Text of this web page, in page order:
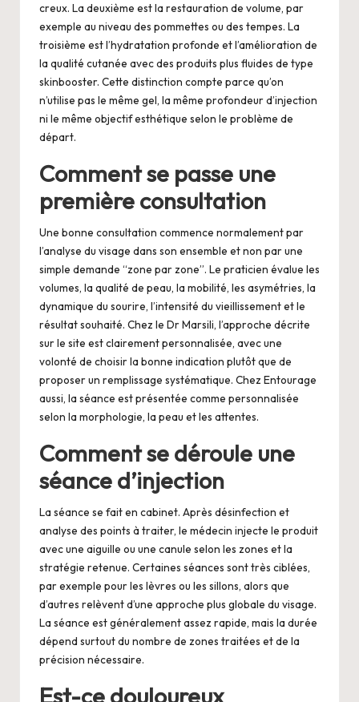
creux. La deuxième est la restauration de volume, par
exemple au niveau des pommettes ou des tempes. La
troisième est l’hydratation profonde et l’amélioration de
la qualité cutanée avec des produits plus fluides de type
skinbooster. Cette distinction compte parce qu’on
n’utilise pas le même gel, la même profondeur d’injection
ni le même objectif esthétique selon le problème de
départ.
Comment se passe une
première consultation
Une bonne consultation commence normalement par
l’analyse du visage dans son ensemble et non par une
simple demande “zone par zone”. Le praticien évalue les
volumes, la qualité de peau, la mobilité, les asymétries, la
dynamique du sourire, l’intensité du vieillissement et le
résultat souhaité. Chez le Dr Marsili, l’approche décrite
sur le site est clairement personnalisée, avec une
volonté de choisir la bonne indication plutôt que de
proposer un remplissage systématique. Chez Entourage
aussi, la séance est présentée comme personnalisée
selon la morphologie, la peau et les attentes.
Comment se déroule une
séance d’injection
La séance se fait en cabinet. Après désinfection et
analyse des points à traiter, le médecin injecte le produit
avec une aiguille ou une canule selon les zones et la
stratégie retenue. Certaines séances sont très ciblées,
par exemple pour les lèvres ou les sillons, alors que
d’autres relèvent d’une approche plus globale du visage.
La séance est généralement assez rapide, mais la durée
dépend surtout du nombre de zones traitées et de la
précision nécessaire.
Est-ce douloureux